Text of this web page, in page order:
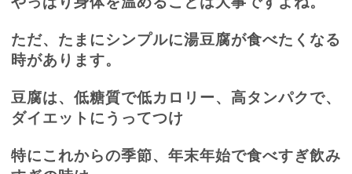
ただ、たまにシンプルに湯豆腐が食べたくなる
時があります。
豆腐は、低糖質で低カロリー、高タンパクで、
ダイエットにうってつけ
特にこれからの季節、年末年始で食べすぎ飲み